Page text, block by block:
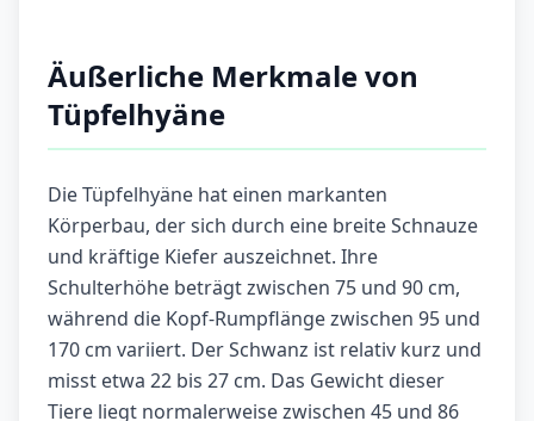
Äußerliche Merkmale von
Tüpfelhyäne
Die Tüpfelhyäne hat einen markanten
Körperbau, der sich durch eine breite Schnauze
und kräftige Kiefer auszeichnet. Ihre
Schulterhöhe beträgt zwischen 75 und 90 cm,
während die Kopf-Rumpflänge zwischen 95 und
170 cm variiert. Der Schwanz ist relativ kurz und
misst etwa 22 bis 27 cm. Das Gewicht dieser
Tiere liegt normalerweise zwischen 45 und 86